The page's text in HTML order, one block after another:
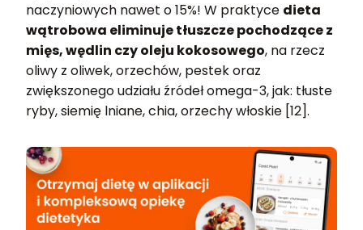
naczyniowych nawet o 15%! W praktyce dieta
wątrobowa eliminuje tłuszcze pochodzące z
mięs, wędlin czy oleju kokosowego, na rzecz
oliwy z oliwek, orzechów, pestek oraz
zwiększonego udziału źródeł omega-3, jak: tłuste
ryby, siemię lniane, chia, orzechy włoskie [12].